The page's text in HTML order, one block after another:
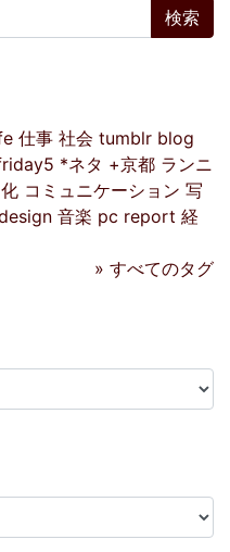
仕事 社会 tumblr blog
*ネタ +京都 ランニ
コミュニケーション 写
音楽 pc report 経
» すべてのタグ